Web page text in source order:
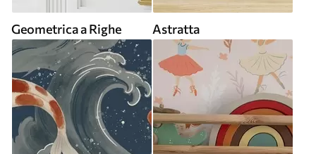
Geometrica a Righe Astratta